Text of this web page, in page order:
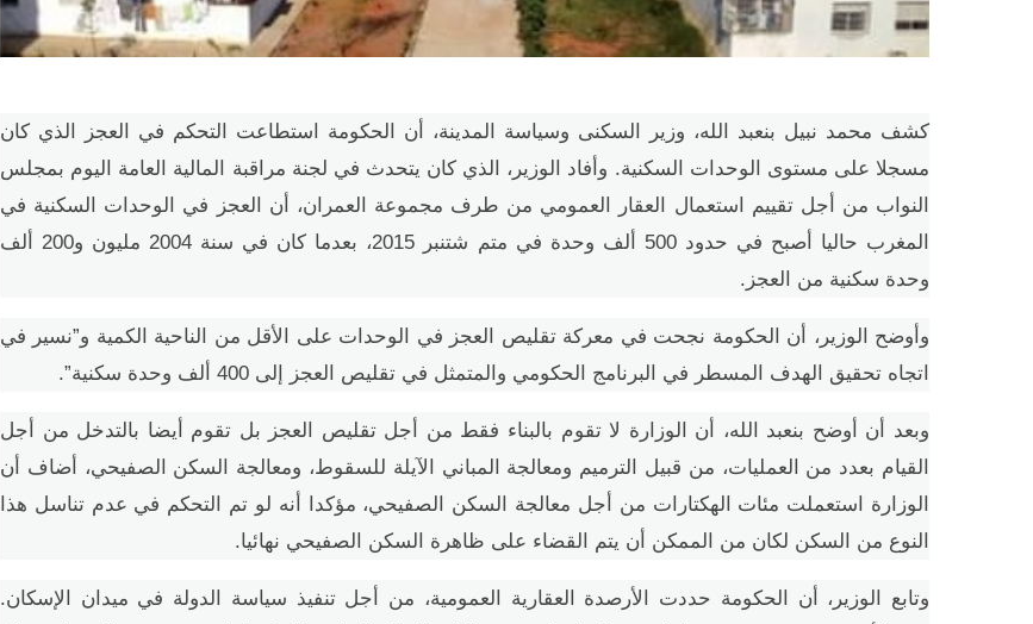
كشف محمد نبيل بنعبد الله، وزير السكنى وسياسة المدينة، أن الحكومة استطاعت التحكم في العجز الذي كان
مسجلا على مستوى الوحدات السكنية. وأفاد الوزير، الذي كان يتحدث في لجنة مراقبة المالية العامة اليوم بمجلس
النواب من أجل تقييم استعمال العقار العمومي من طرف مجموعة العمران، أن العجز في الوحدات السكنية في
المغرب حاليا أصبح في حدود 500 ألف وحدة في متم شتنبر 2015، بعدما كان في سنة 2004 مليون و200 ألف
وحدة سكنية من العجز.
وأوضح الوزير، أن الحكومة نجحت في معركة تقليص العجز في الوحدات على الأقل من الناحية الكمية و”نسير في
اتجاه تحقيق الهدف المسطر في البرنامج الحكومي والمتمثل في تقليص العجز إلى 400 ألف وحدة سكنية”.
وبعد أن أوضح بنعبد الله، أن الوزارة لا تقوم بالبناء فقط من أجل تقليص العجز بل تقوم أيضا بالتدخل من أجل
القيام بعدد من العمليات، من قبيل الترميم ومعالجة المباني الآيلة للسقوط، ومعالجة السكن الصفيحي، أضاف أن
الوزارة استعملت مئات الهكتارات من أجل معالجة السكن الصفيحي، مؤكدا أنه لو تم التحكم في عدم تناسل هذا
النوع من السكن لكان من الممكن أن يتم القضاء على ظاهرة السكن الصفيحي نهائيا.
وتابع الوزير، أن الحكومة حددت الأرصدة العقارية العمومية، من أجل تنفيذ سياسة الدولة في ميدان الإسكان.